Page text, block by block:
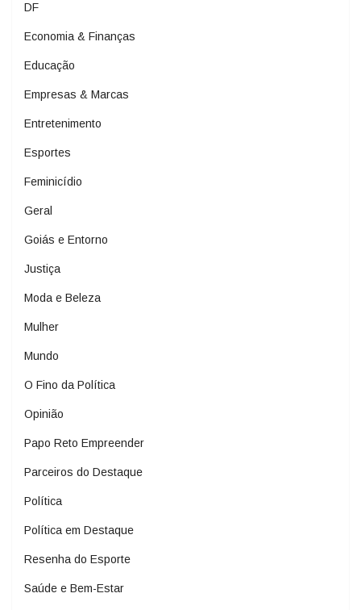
DF
Economia & Finanças
Educação
Empresas & Marcas
Entretenimento
Esportes
Feminicídio
Geral
Goiás e Entorno
Justiça
Moda e Beleza
Mulher
Mundo
O Fino da Política
Opinião
Papo Reto Empreender
Parceiros do Destaque
Política
Política em Destaque
Resenha do Esporte
Saúde e Bem-Estar